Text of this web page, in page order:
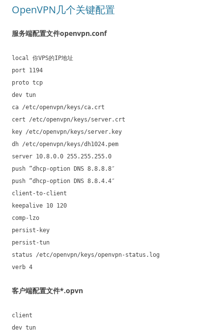
OpenVPN几个关键配置
服务端配置文件openvpn.conf
local 你VPS的IP地址
port 1194
proto tcp
dev tun
ca /etc/openvpn/keys/ca.crt
cert /etc/openvpn/keys/server.crt
key /etc/openvpn/keys/server.key
dh /etc/openvpn/keys/dh1024.pem
server 10.8.0.0 255.255.255.0
push “dhcp-option DNS 8.8.8.8″
push “dhcp-option DNS 8.8.4.4″
client-to-client
keepalive 10 120
comp-lzo
persist-key
persist-tun
status /etc/openvpn/keys/openvpn-status.log
verb 4
客户端配置文件*.opvn
client
dev tun